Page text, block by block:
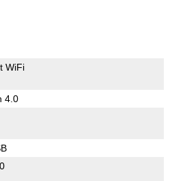
WiFi
4.0